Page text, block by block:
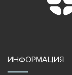
ИНФОРМАЦИЯ